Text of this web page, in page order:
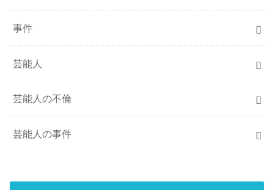
事件
芸能人
芸能人の不倫
芸能人の事件